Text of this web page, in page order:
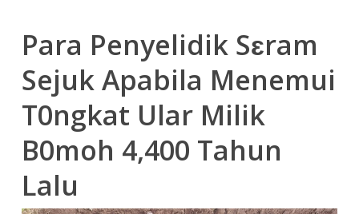
Para Penyelidik Sɛram
Sejuk Apabila Menemui
T0ngkat Ular Milik
B0moh 4,400 Tahun
Lalu